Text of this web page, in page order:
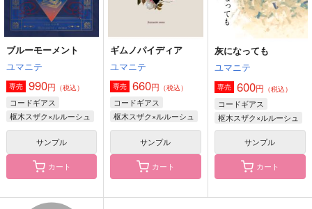
サンプル
作品詳細
サンプル サンプル
作品詳細
ブルーモーメント
ユマニテ
専売 990円 （税込）
コードギアス
枢木スザク×ルルーシュ
サンプル
カート
ギムノパイディア
ユマニテ
専売 660円 （税込）
コードギアス
枢木スザク×ルルーシュ
サンプル
カート
灰になっても
ユマニテ
専売 600円 （税込）
コードギアス
枢木スザク×ルルーシュ
サンプル
カート